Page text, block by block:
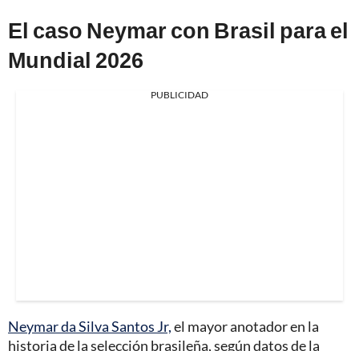
El caso Neymar con Brasil para el
Mundial 2026
PUBLICIDAD
Neymar da Silva Santos Jr,el mayor anotador en la
historia de la selección brasileña, según datos de la